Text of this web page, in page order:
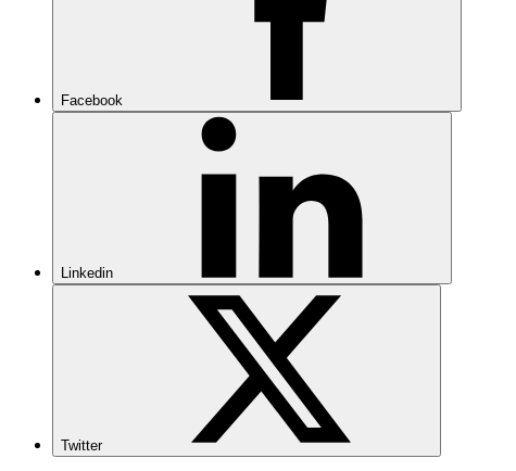
Facebook
Linkedin
Twitter